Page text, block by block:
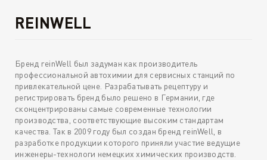
REINWELL
Бренд reinWell был задуман как производитель
профессиональной автохимии для сервисных станций по
привлекательной цене. Разрабатывать рецептуру и
регистрировать бренд было решено в Германии, где
сконцентрированы самые современные технологии
производства, соответствующие высоким стандартам
качества. Так в 2009 году был создан бренд reinWell, в
разработке продукции которого приняли участие ведущие
инженеры-технологи немецких химических производств.